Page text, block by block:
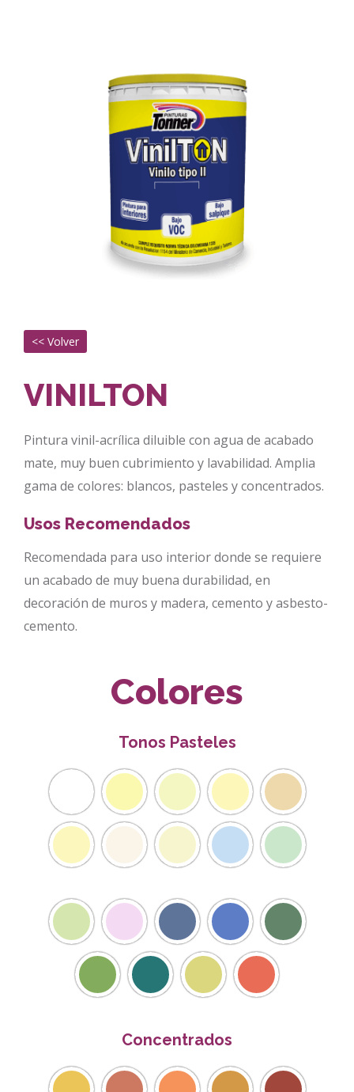
VINILTON
Pintura vinil-acrílica diluible con agua de acabado
mate, muy buen cubrimiento y lavabilidad. Amplia
gama de colores: blancos, pasteles y concentrados.
Usos Recomendados
Recomendada para uso interior donde se requiere
un acabado de muy buena durabilidad, en
decoración de muros y madera, cemento y asbesto-
cemento.
Colores
Tonos Pasteles
Concentrados